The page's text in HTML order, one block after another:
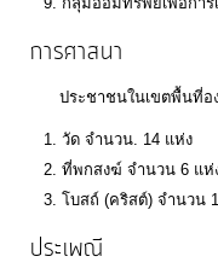
การศาสนา
ประชาชนในเขตพื้นที่อง
วัด จำนวน. 14 แห่ง
ที่พกสงฆ์ จำนวน 6 แห่
โบสถ์ (คริสต์) จำนวน
ประเพณี